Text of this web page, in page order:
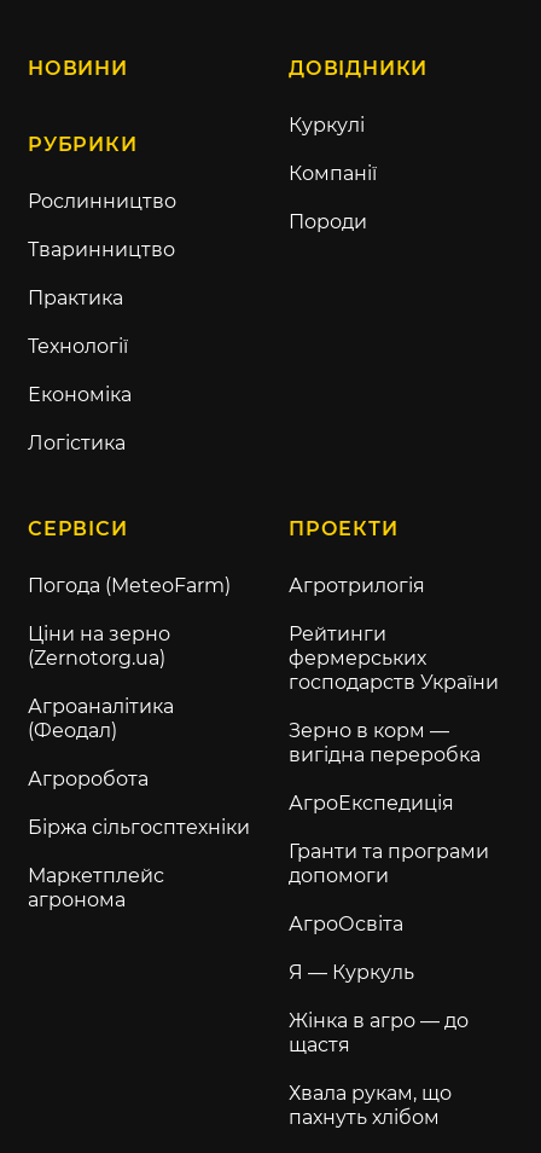
НОВИНИ
РУБРИКИ
Рослинництво
Тваринництво
Практика
Технології
Економіка
Логістика
ДОВІДНИКИ
Куркулі
Компанії
Породи
СЕРВІСИ
Погода (MeteoFarm)
Ціни на зерно
(Zernotorg.ua)
Агроаналітика
(Феодал)
Агроробота
Біржа сільгосптехніки
Маркетплейс
агронома
ПРОЕКТИ
Агротрилогія
Рейтинги
фермерських
господарств України
Зерно в корм —
вигідна переробка
АгроЕкспедиція
Гранти та програми
допомоги
АгроОсвіта
Я — Куркуль
Жінка в агро — до
щастя
Хвала рукам, що
пахнуть хлібом